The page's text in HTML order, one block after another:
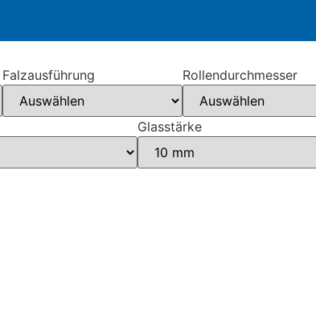
Falzausführung Rollendurchmesser
Glasstärke